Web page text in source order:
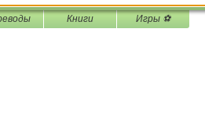
Книги Игры ⚽